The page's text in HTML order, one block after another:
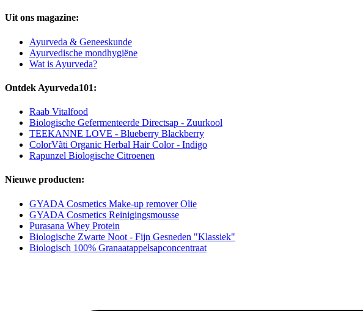
Uit ons magazine:
Ayurveda & Geneeskunde
Ayurvedische mondhygiëne
Wat is Ayurveda?
Ontdek Ayurveda101:
Raab Vitalfood
Biologische Gefermenteerde Directsap - Zuurkool
TEEKANNE LOVE - Blueberry Blackberry
ColorVãti Organic Herbal Hair Color - Indigo
Rapunzel Biologische Citroenen
Nieuwe producten:
GYADA Cosmetics Make-up remover Olie
GYADA Cosmetics Reinigingsmousse
Purasana Whey Protein
Biologische Zwarte Noot - Fijn Gesneden "Klassiek"
Biologisch 100% Granaatappelsapconcentraat